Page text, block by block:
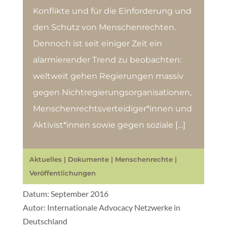
Konflikte und für die Einforderung und
den Schutz von Menschenrechten.
Dennoch ist seit einiger Zeit ein
alarmierender Trend zu beobachten:
weltweit gehen Regierungen massiv
gegen Nichtregierungsorganisationen,
Menschenrechtsverteidiger*innen und
Aktivist*innen sowie gegen soziale […]
Aktuelles| Dokumente| Menschenrechte|
Veröffentlichungen
Datum: September 2016
Autor: Internationale Advocacy Netzwerke in
Deutschland